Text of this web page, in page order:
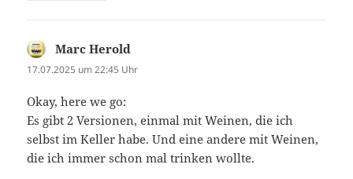
Marc Herold
17.07.2025 um 22:45 Uhr
Okay, here we go:
Es gibt 2 Versionen, einmal mit Weinen, die ich
selbst im Keller habe. Und eine andere mit Weinen,
die ich immer schon mal trinken wollte.